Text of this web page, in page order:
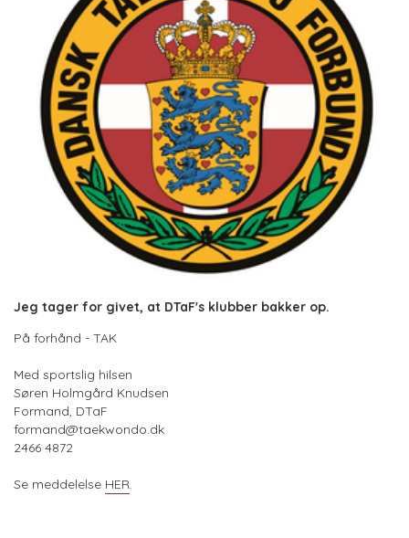
Jeg tager for givet, at DTaF's klubber bakker op.
På forhånd - TAK
Med sportslig hilsen
Søren Holmgård Knudsen
Formand, DTaF
formand@taekwondo.dk
2466 4872
Se meddelelse HER.